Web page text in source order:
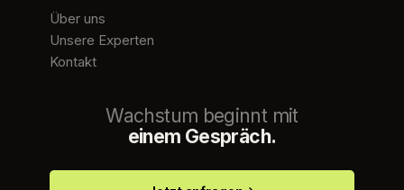
Über uns
Unsere Experten
Kontakt
Wachstum beginnt mit
einem Gespräch.